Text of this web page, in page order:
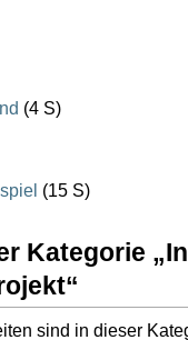
(4 S)
(15 S)
Kategorie
sind in dieser